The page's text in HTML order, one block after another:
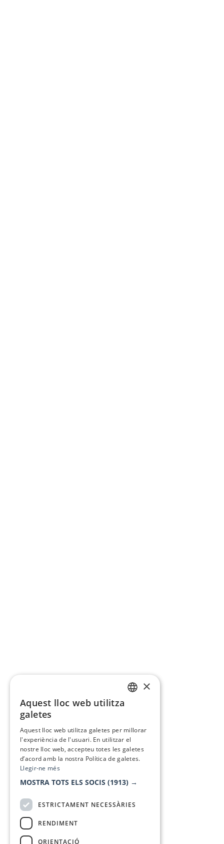
×
Aquest lloc web utilitza
galetes
Aquest lloc web utilitza galetes per millorar
l'experiència de l'usuari. En utilitzar el
nostre lloc web, accepteu totes les galetes
d’acord amb la nostra Política de galetes.
Llegir-ne més
MOSTRA TOTS ELS SOCIS (1913) →
ESTRICTAMENT NECESSÀRIES
RENDIMENT
ORIENTACIÓ